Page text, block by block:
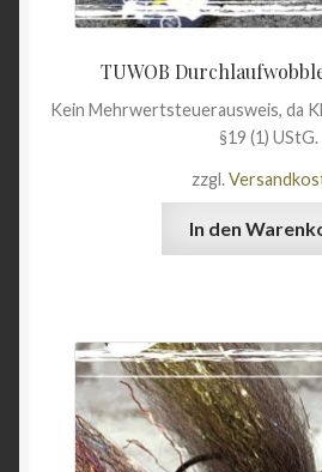
TUWOB
Kein Mehrwertsteuerausweis, da
§19 (1) UStG.
zzgl.
In den